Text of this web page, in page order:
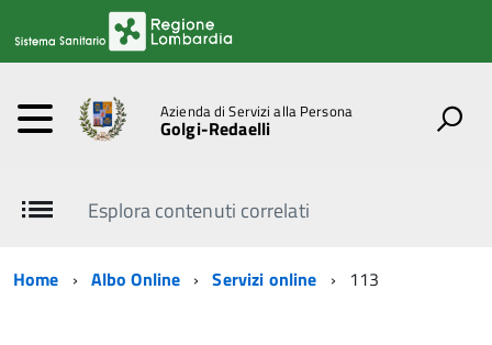
Azienda di Servizi alla Persona
Golgi-Redaelli
Esplora contenuti correlati
Home Albo Online Servizi online 113